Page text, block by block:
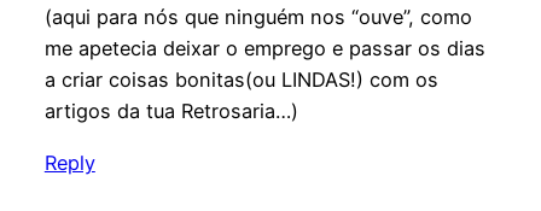
(aqui para nós que ninguém nos “ouve”, como
me apetecia deixar o emprego e passar os dias
a criar coisas bonitas(ou LINDAS!) com os
artigos da tua Retrosaria…)
Reply